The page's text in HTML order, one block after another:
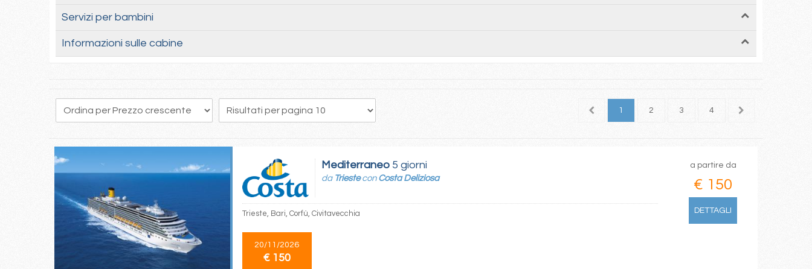
Servizi per bambini
Informazioni sulle cabine
1 2 3 4 5
Mediterraneo 5 giorni
da Triestecon Costa Deliziosa
Trieste, Bari, Corfù, Civitavecchia
20/11/2026
€ 150
a partire da
€ 150
DETTAGLI